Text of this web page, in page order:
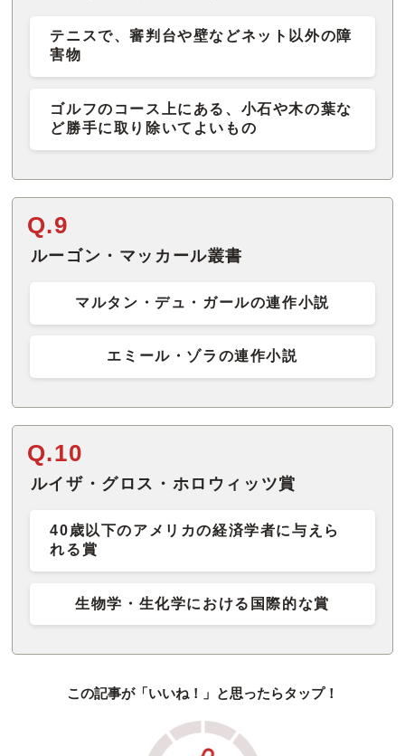
テニスで、審判台や壁などネット以外の障
害物
ゴルフのコース上にある、小石や木の葉な
ど勝手に取り除いてよいもの
Q.9
ルーゴン・マッカール叢書
マルタン・デュ・ガールの連作小説
エミール・ゾラの連作小説
Q.10
ルイザ・グロス・ホロウィッツ賞
40歳以下のアメリカの経済学者に与えら
れる賞
生物学・生化学における国際的な賞
この記事が「いいね！」と思ったらタップ！